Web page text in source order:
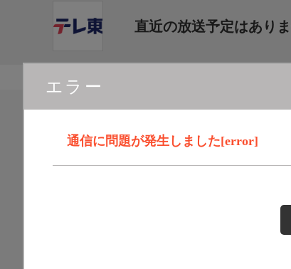
エラー
通信に問題が発生しました[error]
直近の放送予定はあり